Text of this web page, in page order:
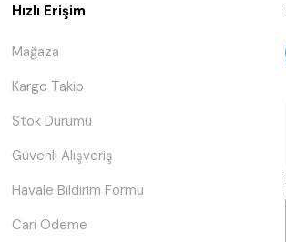
Hızlı Erişim
Mağaza
Kargo Takip
Stok Durumu
Güvenli Alışveriş
Havale Bildirim Formu
Cari Ödeme